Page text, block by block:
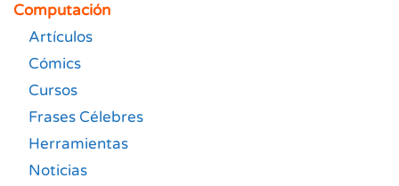
Computación
Artículos
Cómics
Cursos
Frases Célebres
Herramientas
Noticias